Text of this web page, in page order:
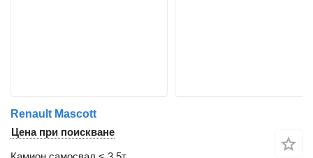
Renault Mascott
Цена при поискване